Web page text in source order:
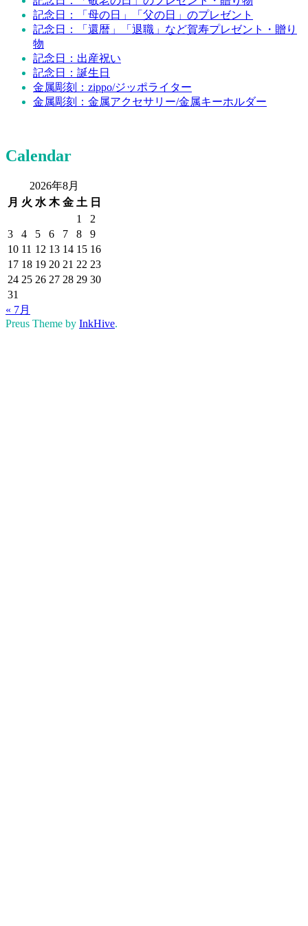
記念日：「母の日」「父の日」のプレゼント
記念日：「還暦」「退職」など賀寿プレゼント・贈り
物
記念日：出産祝い
記念日：誕生日
金属彫刻：zippo/ジッポライター
金属彫刻：金属アクセサリー/金属キーホルダー
Calendar
2026年8月
月 火 水 木 金 土 日
1
2
3
4 5 6 7 8
9
10 11 12 13 14 15 16
17 18 19 20 21 22 23
24 25 26 27 28 29 30
31
« 7月
Preus Theme by InkHive.